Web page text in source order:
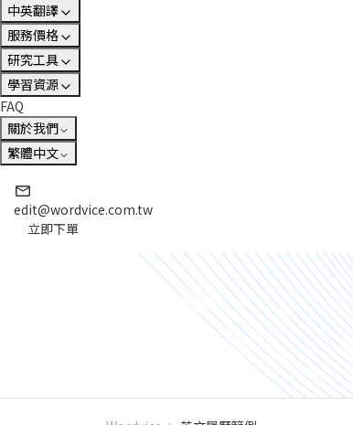
中英翻譯
服務價格
研究工具
學習資源
FAQ
關於我們
繁體中文
edit@wordvice.com.tw
立即下單